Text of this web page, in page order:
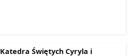
Katedra Świętych Cyryla i